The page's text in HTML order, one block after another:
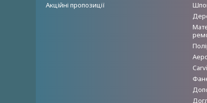
Акційні пропозиції